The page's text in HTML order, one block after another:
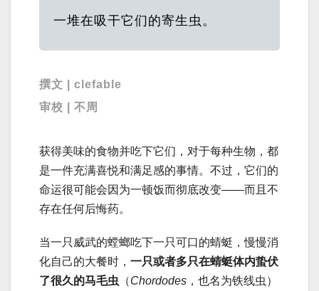
一堆在吸干它们的寄生虫。
撰文 | clefable
审校 | 不周
获得美味的食物并吃下它们，对于每种生物，都
是一件充满喜悦和满足感的事情。不过，它们的
命运很可能会因为一顿饭而彻底改变——而且不
存在任何后悔药。
当一只威武的螳螂吃下一只可口的蜻蜓，慢慢消
化自己的大餐时， 一只或者多只在蜻蜓体内蛰伏
了很久的马毛虫 （Chordodes ，也名为铁线虫）